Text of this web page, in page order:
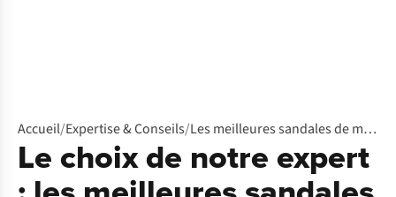
Accueil/Expertise & Conseils/ Les meilleures sandales de marche
Le choix de notre expert